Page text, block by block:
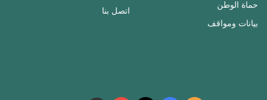
حماة الوطن
بيانات ومواقف
اتصل بنا